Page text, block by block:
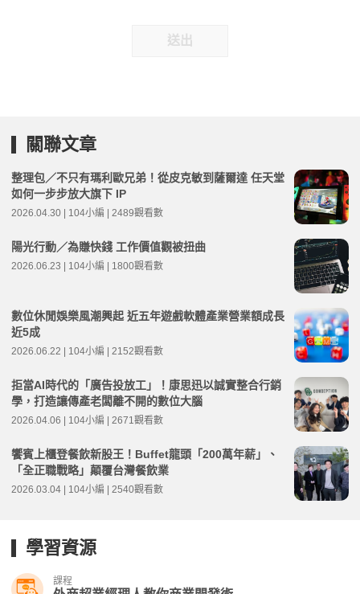
送出
關聯文章
整理包／不只有瑪利歐兄弟！從皮克敏到薩爾達 任天堂
如何一步步放大旗下 IP
2026.04.30 | 104小編 | 2489觀看數
陽光行動／為賺快錢 工作價值觀被扭曲
2026.06.23 | 104小編 | 1800觀看數
數位休閒娛樂風潮興起 近五年遊戲軟體產業營業額成長
近5成
2026.06.22 | 104小編 | 2152觀看數
拒當AI時代的「廣告投放工」！康思迅以誠實整合行銷
學，打造讓傳產老闆離不開的數位大腦
2026.04.06 | 104小編 | 2671觀看數
饗賓上櫃登餐飲新股王！Buffet龍頭「200萬年薪」、
「全正職戰略」顛覆台灣餐飲業
2026.03.04 | 104小編 | 2540觀看數
學習資源
課程